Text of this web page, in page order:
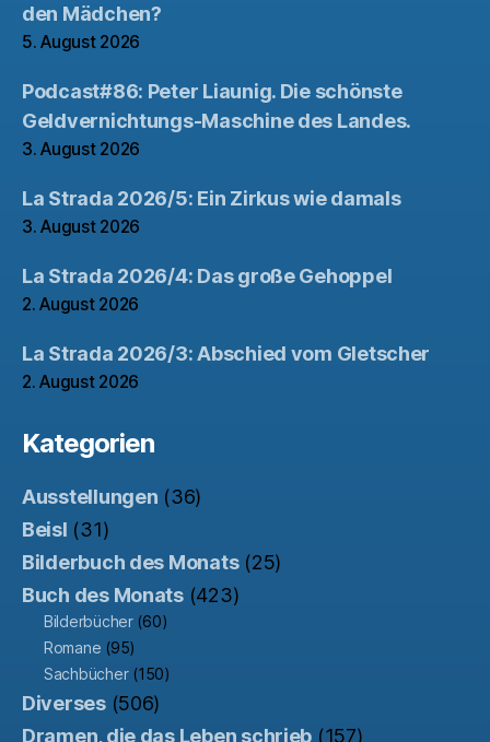
den Mädchen?
5. August 2026
Podcast#86: Peter Liaunig. Die schönste
Geldvernichtungs-Maschine des Landes.
3. August 2026
La Strada 2026/5: Ein Zirkus wie damals
3. August 2026
La Strada 2026/4: Das große Gehoppel
2. August 2026
La Strada 2026/3: Abschied vom Gletscher
2. August 2026
Kategorien
Ausstellungen (36)
Beisl (31)
Bilderbuch des Monats(25)
Buch des Monats(423)
Bilderbücher(60)
Romane (95)
Sachbücher(150)
Diverses(506)
Dramen, die das Leben schrieb (157)